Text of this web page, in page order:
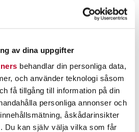
av dina uppgifter
behandlar din personliga data,
och använder teknologi såsom
få tillgång till information på din
personliga annonser och
åskådarinsikter
Du kan själv välja vilka som får
:
STRIKE PRO
Strike Pro Flap Jack 6,5cm
99,00 krTidigare pris
119,00 kr
FINNS I LAGER.
LÄS MER
PÅ